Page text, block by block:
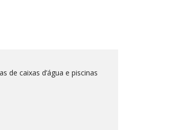
de caixas d’água e piscinas